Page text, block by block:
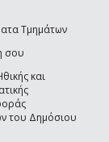
Τμημάτων
σου
και
του Δημόσιου